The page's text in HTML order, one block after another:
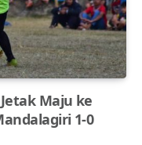
Jetak Maju ke
1-0